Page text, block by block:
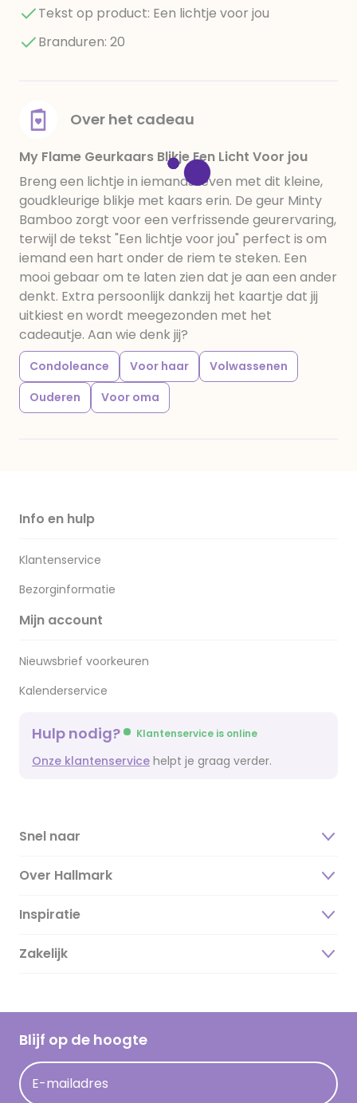
Tekst op product: Een lichtje voor jou
Branduren: 20
Over het cadeau
My Flame Geurkaars Blikje Een Licht Voor jou
Breng een lichtje in iemands leven met dit kleine,
goudkleurige blikje met kaars erin. De geur Minty
Bamboo zorgt voor een verfrissende geurervaring,
terwijl de tekst "Een lichtje voor jou" perfect is om
iemand een hart onder de riem te steken. Een
mooi gebaar om te laten zien dat je aan een ander
denkt. Extra persoonlijk dankzij het kaartje dat jij
uitkiest en wordt meegezonden met het
cadeautje. Aan wie denk jij?
Condoleance Voor haar
Volwassenen
Ouderen
Voor oma
Info en hulp
Klantenservice
Bezorginformatie
Mijn account
Nieuwsbrief voorkeuren
Kalenderservice
Hulp nodig? Klantenservice is online
Onze klantenservice helpt je graag verder.
Snel naar
Over Hallmark
Over ons
Duurzaamheid
Hallmark Kaartclub
Acties
Persberichten
Inspiratie
Magazine
Cadeau inspiratie
Kaartinspiratie
Zakelijk
Blijf op de hoogte
E-mailadres